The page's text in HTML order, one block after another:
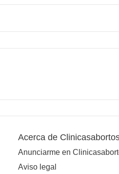
Acerca de
Anunciarme en
Aviso legal